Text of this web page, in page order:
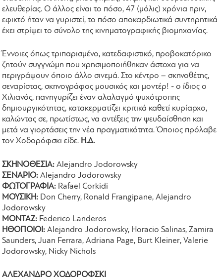
ελευθερίας. Ο άλλος είναι το πόσο, 47 (μόλις) χρόνια πριν,
εφικτό ήταν να γυριστεί, το πόσο αποκαρδιωτικά συντηρητικά
έχει στρίψει το σύνολο της κινηματογραφικής βιομηχανίας.
Έννοιες όπως τριπαρισμένο, κατεδαφιστικό, προβοκατόρικο
ζητούν συγγνώμη που χρησιμοποιήθηκαν άστοχα για να
περιγράψουν όποιο άλλο σινεμά. Στο κέντρο – σκηνοθέτης,
σεναρίστας, σκηνογράφος μουσικός και μοντέρ! - ο ίδιος ο
Χιλιανός, πανηγυρίζει έναν αλαλαγμό ψυχότροπης
δημιουργικότητας, κατακερματίζει κριτικά καθετί κυρίαρχο,
καλώντας σε, πρωτίστως, να αντέξεις την ψευδαίσθηση και
μετά να γιορτάσεις την νέα πραγματικότητα. Όποιος πρόλαβε
τον Χοδορόφσκι είδε. Η.Δ.
ΣΚΗΝΟΘΕΣΙΑ: Alejandro Jodorowsky
ΣΕΝΑΡΙΟ: Alejandro Jodorowsky
ΦΩΤΟΓΡΑΦΙΑ: Rafael Corkidi
ΜΟΥΣΙΚΗ: Don Cherry, Ronald Frangipane, Alejandro
Jodorowsky
ΜΟΝΤΑΖ: Federico Landeros
ΗΘΟΠΟΙΟΙ:Alejandro Jodorowsky, Horacio Salinas, Zamira
Saunders, Juan Ferrara, Adriana Page, Burt Kleiner, Valerie
Jodorowsky, Nicky Nichols
ΑΛΕΧΑΝΔΡΟ ΧΟΔΟΡΟΦΣΚΙ